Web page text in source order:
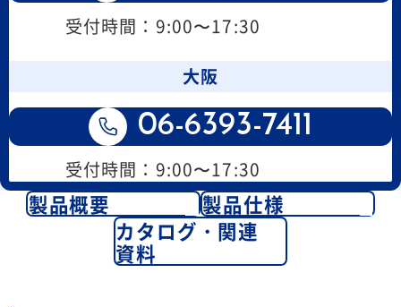
受付時間：9:00〜17:30
大阪
06-6393-7411
受付時間：9:00〜17:30
製品概要
製品仕様
カタログ・関連
資料